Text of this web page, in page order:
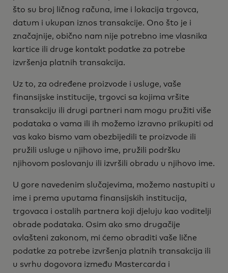
što su broj ličnog računa, ime i lokacija trgovca,
datum i ukupan iznos transakcije. Ono što je i
značajnije, obično nam nije potrebno ime vlasnika
kartice ili druge kontakt podatke za potrebe
izvršenja platnih transakcija.
Uz to, za određene proizvode i usluge, vaše
finansijske institucije, trgovci sa kojima vršite
transakciju ili drugi partneri nam mogu pružiti više
podataka o vama ili ih možemo izravno prikupiti od
vas kako bismo vam obezbijedili te proizvode ili
pružili usluge u njihovo ime, pružili podršku
njihovom poslovanju ili izvršili obradu u njihovo ime.
U gore navedenim slučajevima, možemo nastupiti u
ime i prema uputama finansijskih institucija,
trgovaca i ostalih partnera koji djeluju kao voditelji
obrade podataka. Osim ako smo drugačije
ovlašteni zakonom, mi ćemo obraditi vaše lične
podatke za potrebe izvršenja platnih transakcija ili
u svrhu dogovora između Mastercarda i